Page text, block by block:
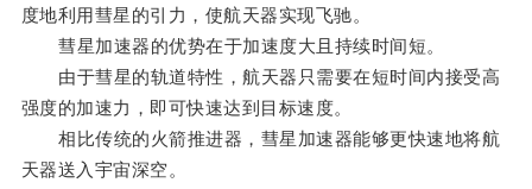
度地利用彗星的引力，使航天器实现飞驰。
彗星加速器的优势在于加速度大且持续时间短。
由于彗星的轨道特性，航天器只需要在短时间内接受高
强度的加速力，即可快速达到目标速度。
相比传统的火箭推进器，彗星加速器能够更快速地将航
天器送入宇宙深空。